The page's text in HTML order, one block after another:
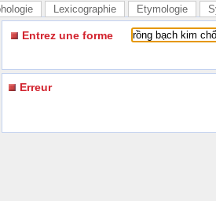
Lexicographie Etymologie
Entrez une forme
Erreur